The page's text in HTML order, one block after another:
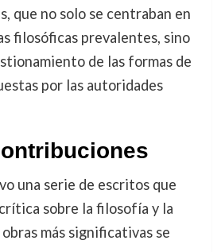
que no solo se centraban en
filosóficas prevalentes, sino
de las formas de
por las autoridades
una serie de escritos que
sobre la filosofía y la
más significativas se